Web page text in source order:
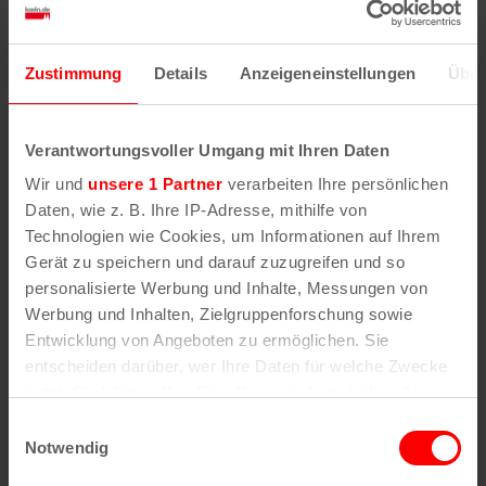
Zustimmung Details Anzeigeneinstellungen
Verantwortungsvoller Umgang mit Ihren Daten
Wir und unsere 1 Partner verarbeiten Ihre persönlichen
Daten, wie z. B. Ihre IP-Adresse, mithilfe von
Technologien wie Cookies, um Informationen auf Ihrem
Gerät zu speichern und darauf zuzugreifen und so
personalisierte Werbung und Inhalte, Messungen von
Werbung und Inhalten, Zielgruppenforschung sowie
Entwicklung von Angeboten zu ermöglichen. Sie
entscheiden darüber, wer Ihre Daten für welche Zwecke
Trigger Symbol ändern oder widerrufen
Notwendig
Getränke)
Dorint Hotel am
ab 10
ab 299 Euro (inkl.
Kartenverkauf
dorint.com
CityClass Hotel am
Dom
ab 12
Uhr
ab 199 Euro
Logenplatz im
Hotel mit Blick
den Zug
Am Hof
ab
ab149 Euro